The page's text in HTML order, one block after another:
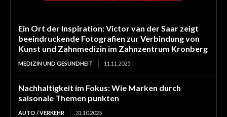
Ein Ort der Inspiration: Victor van der Saar zeigt
beeindruckende Fotografien zur Verbindung von
Kunst und Zahnmedizin im Zahnzentrum Kronberg
MEDIZIN UND GESUNDHEIT 11.11.2025
Nachhaltigkeit im Fokus: Wie Marken durch
saisonale Themen punkten
AUTO / VERKEHR 31.10.2025